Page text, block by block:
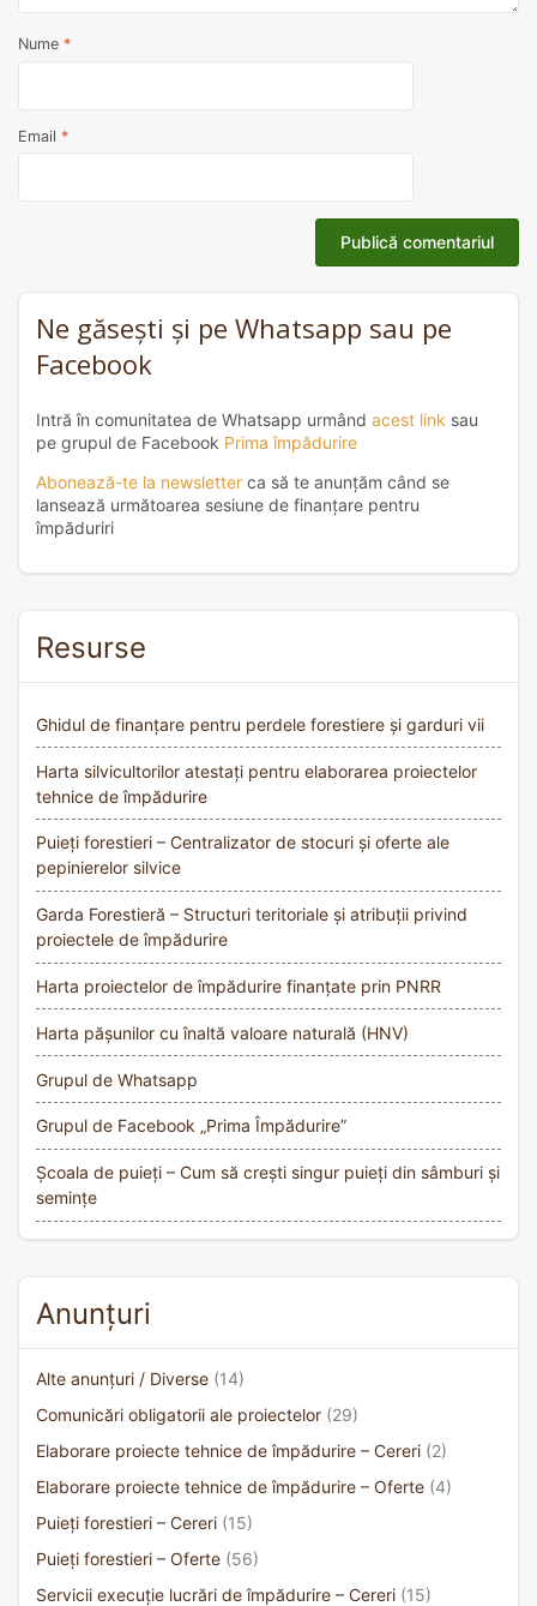
Nume *
Email *
Ne găsești și pe Whatsapp sau pe
Facebook
Intră în comunitatea de Whatsapp urmând acest link sau
pe grupul de Facebook Prima împădurire
Abonează-te la newsletter ca să te anunțăm când se
lansează următoarea sesiune de finanțare pentru
împăduriri
Resurse
Ghidul de finanțare pentru perdele forestiere și garduri vii
Harta silvicultorilor atestați pentru elaborarea proiectelor
tehnice de împădurire
Puieți forestieri – Centralizator de stocuri și oferte ale
pepinierelor silvice
Garda Forestieră – Structuri teritoriale și atribuții privind
proiectele de împădurire
Harta proiectelor de împădurire finanțate prin PNRR
Harta pășunilor cu înaltă valoare naturală (HNV)
Grupul de Whatsapp
Grupul de Facebook „Prima Împădurire”
Școala de puieți – Cum să crești singur puieți din sâmburi și
semințe
Anunțuri
Alte anunțuri / Diverse (14)
Comunicări obligatorii ale proiectelor (29)
Elaborare proiecte tehnice de împădurire – Cereri (2)
Elaborare proiecte tehnice de împădurire – Oferte (4)
Puieți forestieri – Cereri (15)
Puieți forestieri – Oferte (56)
Servicii execuție lucrări de împădurire – Cereri (15)